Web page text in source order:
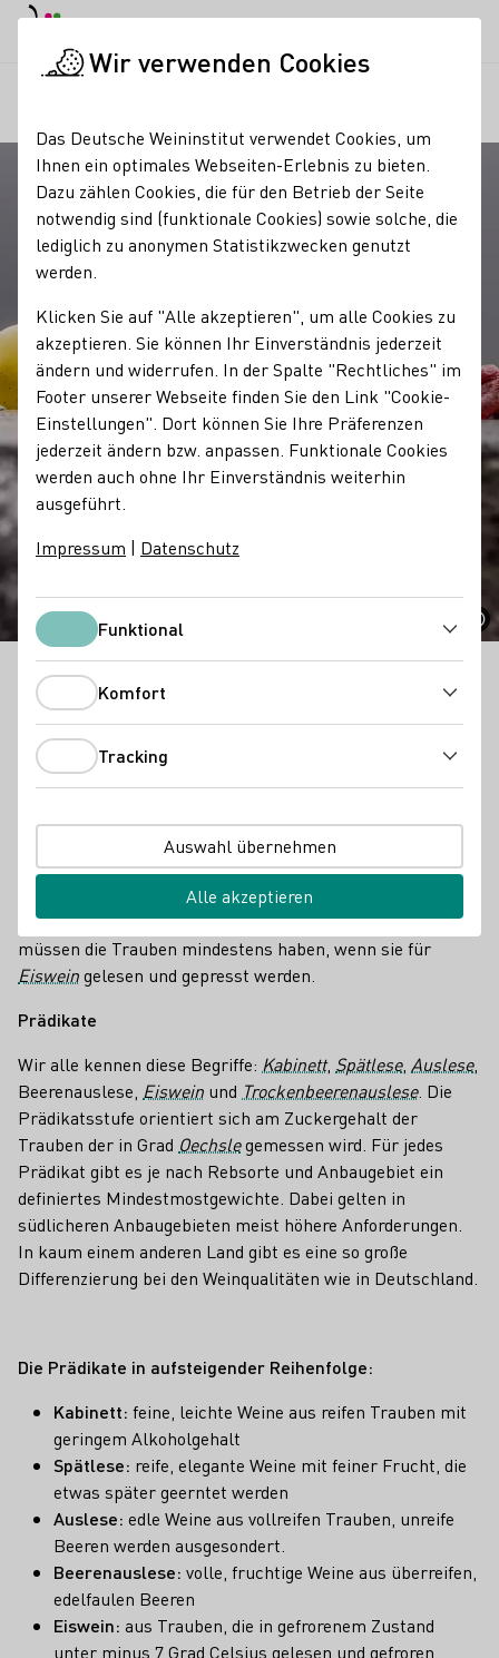
Prädikate
Die Prädikatsbegriffe stehen für den Reifegrad der
Trauben zum Zeitpunkt der Lese.
Fakten
6
Anbaugebiet nach spezifischen Mindestmostgewichten
-7°C
müssen die Trauben mindestens haben, wenn sie für
Eisweingelesen und gepresst werden.
Prädikate
Wir alle kennen diese Begriffe: Kabinett, Spätlese, Auslese,
Beerenauslese, Eiswein und Trockenbeerenauslese. Die
Prädikatsstufe orientiert sich am Zuckergehalt der
Trauben der in Grad Oechslegemessen wird. Für jedes
Prädikat gibt es je nach Rebsorte und Anbaugebiet ein
definiertes Mindestmostgewichte. Dabei gelten in
südlicheren Anbaugebieten meist höhere Anforderungen.
In kaum einem anderen Land gibt es eine so große
Differenzierung bei den Weinqualitäten wie in Deutschland.
Die Prädikate in aufsteigender Reihenfolge:
Kabinett: feine, leichte Weine aus reifen Trauben mit
geringem Alkoholgehalt
Spätlese: reife, elegante Weine mit feiner Frucht, die
etwas später geerntet werden
Auslese: edle Weine aus vollreifen Trauben, unreife
Beeren werden ausgesondert.
Beerenauslese: volle, fruchtige Weine aus überreifen,
edelfaulen Beeren
Eiswein: aus Trauben, die in gefrorenem Zustand
unter minus 7 Grad Celsius gelesen und gefroren
Wir verwenden Cookies
Das Deutsche Weininstitut verwendet Cookies, um
Ihnen ein optimales Webseiten-Erlebnis zu bieten.
Dazu zählen Cookies, die für den Betrieb der Seite
notwendig sind (funktionale Cookies) sowie solche, die
lediglich zu anonymen Statistikzwecken genutzt
werden.
Klicken Sie auf "Alle akzeptieren", um alle Cookies zu
akzeptieren. Sie können Ihr Einverständnis jederzeit
ändern und widerrufen. In der Spalte "Rechtliches" im
Footer unserer Webseite finden Sie den Link "Cookie-
Einstellungen". Dort können Sie Ihre Präferenzen
jederzeit ändern bzw. anpassen. Funktionale Cookies
werden auch ohne Ihr Einverständnis weiterhin
ausgeführt.
Impressum | Datenschutz
FunktionalFunktional
Komfort
Tracking
Auswahl übernehmen
Alle akzeptieren